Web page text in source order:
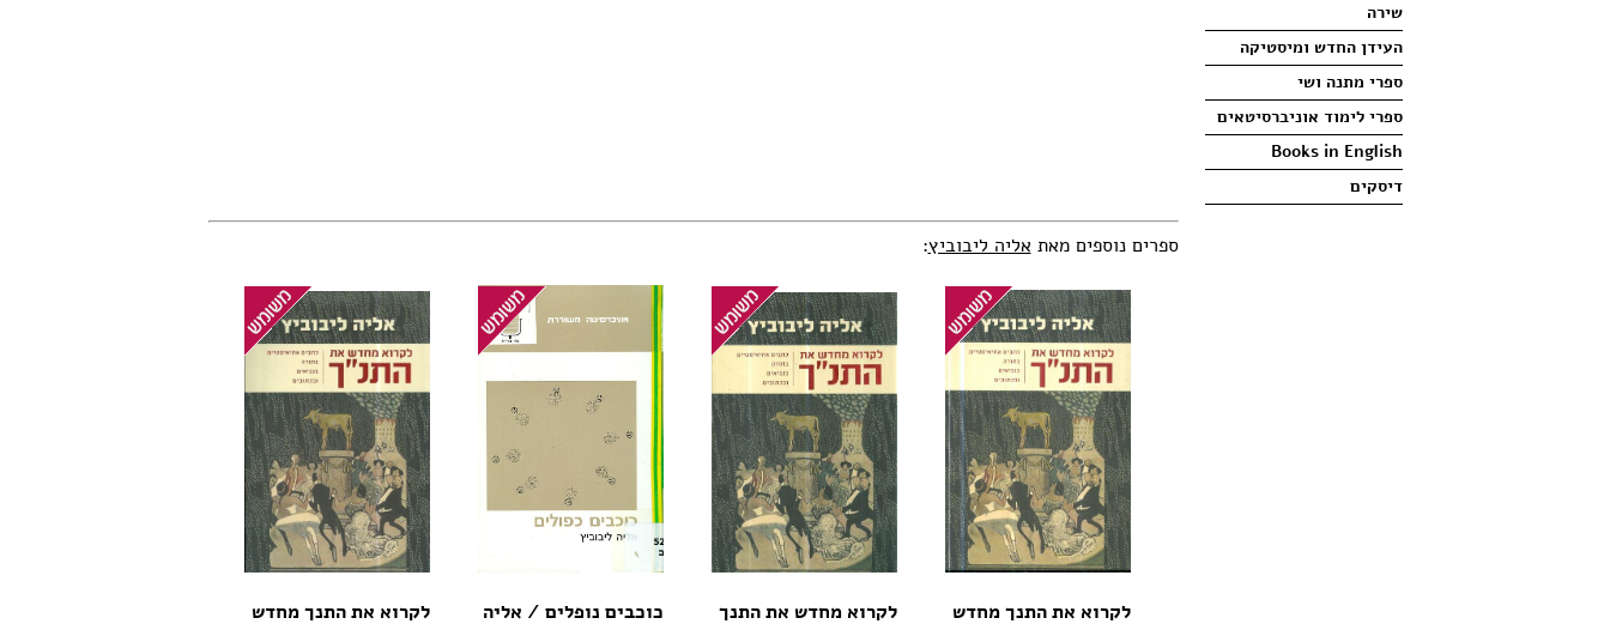
שירה
העידן החדש ומיסטיקה
ספרי מתנה ושי
ספרי לימוד אוניברסיטאים
Books in English
דיסקים
ספרים נוספים מאת אליה ליבוביץ:
לקרוא את התנך מחדש
לקרוא מחדש את התנך
כוכבים נופלים / אליה
לקרוא את התנך מחדש